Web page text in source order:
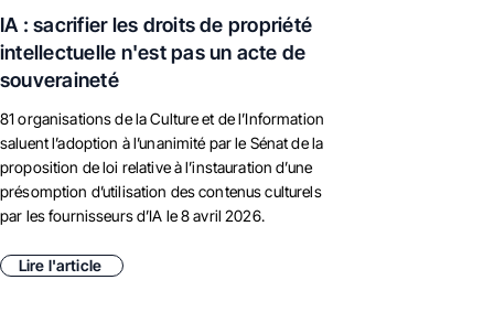
IA : sacrifier les droits de propriété
intellectuelle n'est pas un acte de
souveraineté
81 organisations de la Culture et de l’Information
saluent l’adoption à l’unanimité par le Sénat de la
proposition de loi relative à l’instauration d’une
présomption d’utilisation des contenus culturels
par les fournisseurs d’IA le 8 avril 2026.
Lire l'article